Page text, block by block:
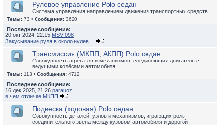
Рулевое управление Polo седан
Система управления направлением движения транспортных средств
Темы: 73 • Сообщения: 3620
Последнее сообщение:
20 окт 2024, 22:15 MSV 098
Закусывание руля в около нулев…
Трансмиссия (МКПП, АКПП) Polo седан
Совокупность агрегатов и механизмов, соединяющих двигатель с
ведущими колёсами автомобиля
Темы: 113 • Сообщения: 4712
Последнее сообщение:
16 дек 2025, 21:26 parauoz
в чем отличие МКПП
Подвеска (ходовая) Polo седан
Совокупность деталей, узлов и механизмов, играющих роль
соединительного звена между кузовом автомобиля и дорогой